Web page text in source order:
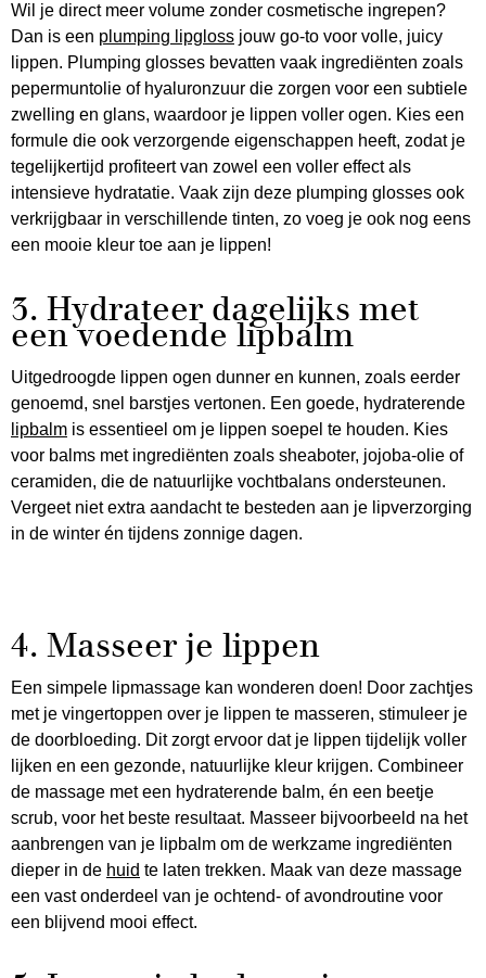
Wil je direct meer volume zonder cosmetische ingrepen?
Dan is een plumping lipgloss jouw go-to voor volle, juicy
lippen. Plumping glosses bevatten vaak ingrediënten zoals
pepermuntolie of hyaluronzuur die zorgen voor een subtiele
zwelling en glans, waardoor je lippen voller ogen. Kies een
formule die ook verzorgende eigenschappen heeft, zodat je
tegelijkertijd profiteert van zowel een voller effect als
intensieve hydratatie. Vaak zijn deze plumping glosses ook
verkrijgbaar in verschillende tinten, zo voeg je ook nog eens
een mooie kleur toe aan je lippen!
3. Hydrateer dagelijks met
een voedende lipbalm
Uitgedroogde lippen ogen dunner en kunnen, zoals eerder
genoemd, snel barstjes vertonen. Een goede, hydraterende
lipbalm is essentieel om je lippen soepel te houden. Kies
voor balms met ingrediënten zoals sheaboter, jojoba-olie of
ceramiden, die de natuurlijke vochtbalans ondersteunen.
Vergeet niet extra aandacht te besteden aan je lipverzorging
in de winter én tijdens zonnige dagen.
4. Masseer je lippen
Een simpele lipmassage kan wonderen doen! Door zachtjes
met je vingertoppen over je lippen te masseren, stimuleer je
de doorbloeding. Dit zorgt ervoor dat je lippen tijdelijk voller
lijken en een gezonde, natuurlijke kleur krijgen. Combineer
de massage met een hydraterende balm, én een beetje
scrub, voor het beste resultaat. Masseer bijvoorbeeld na het
aanbrengen van je lipbalm om de werkzame ingrediënten
dieper in de huid te laten trekken. Maak van deze massage
een vast onderdeel van je ochtend- of avondroutine voor
een blijvend mooi effect.